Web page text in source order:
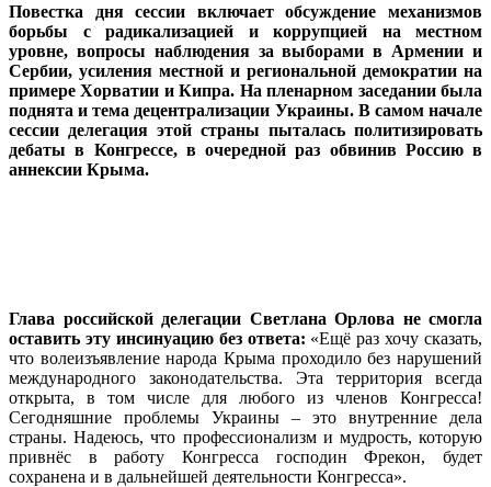
Повестка дня сессии включает обсуждение механизмов
борьбы с радикализацией и коррупцией на местном
уровне, вопросы наблюдения за выборами в Армении и
Сербии, усиления местной и региональной демократии на
примере Хорватии и Кипра. На пленарном заседании была
поднята и тема децентрализации Украины. В самом начале
сессии делегация этой страны пыталась политизировать
дебаты в Конгрессе, в очередной раз обвинив Россию в
аннексии Крыма.
Глава российской делегации Светлана Орлова не смогла
оставить эту инсинуацию без ответа: «Ещё раз хочу сказать,
что волеизъявление народа Крыма проходило без нарушений
международного законодательства. Эта территория всегда
открыта, в том числе для любого из членов Конгресса!
Сегодняшние проблемы Украины – это внутренние дела
страны. Надеюсь, что профессионализм и мудрость, которую
привнёс в работу Конгресса господин Фрекон, будет
сохранена и в дальнейшей деятельности Конгресса».